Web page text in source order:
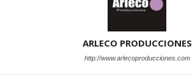
ARLECO PRODUCCIONES
http://www.arlecoproducciones.com